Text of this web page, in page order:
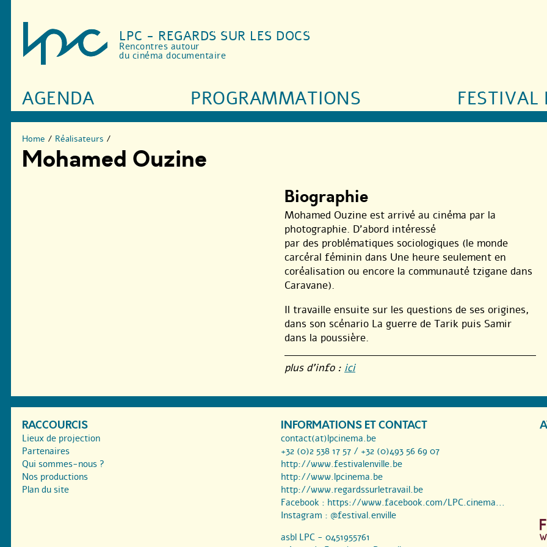
LPC - REGARDS SUR LES DOCS
Rencontres autour
du cinéma documentaire
AGENDA PROGRAMMATIONS FESTIVAL
Home / Réalisateurs /
Mohamed Ouzine
Biographie
Mohamed Ouzine est arrivé au cinéma par la
photographie. D’abord intéressé
par des problématiques sociologiques (le monde
carcéral féminin dans Une heure seulement en
coréalisation ou encore la communauté tzigane dans
Caravane).
Il travaille ensuite sur les questions de ses origines,
dans son scénario La guerre de Tarik puis Samir
dans la poussière.
plus d’info : ici
RACCOURCIS
Lieux de projection
Partenaires
Qui sommes-nous ?
Nos productions
Plan du site
INFORMATIONS ET CONTACT
contact(at)lpcinema.be
+32 (0)2 538 17 57 / +32 (0)493 56 69 07
http://www.festivalenville.be
http://www.lpcinema.be
http://www.regardssurletravail.be
Facebook : https://www.facebook.com/LPC.cinema...
Instagram : @festival.enville
asbl LPC - 0451955761